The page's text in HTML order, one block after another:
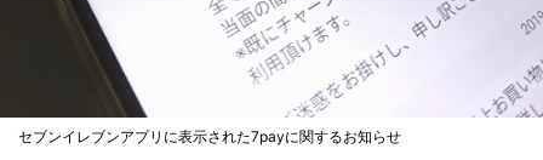
セブンイレブンアプリに表示された7payに関するお知らせ